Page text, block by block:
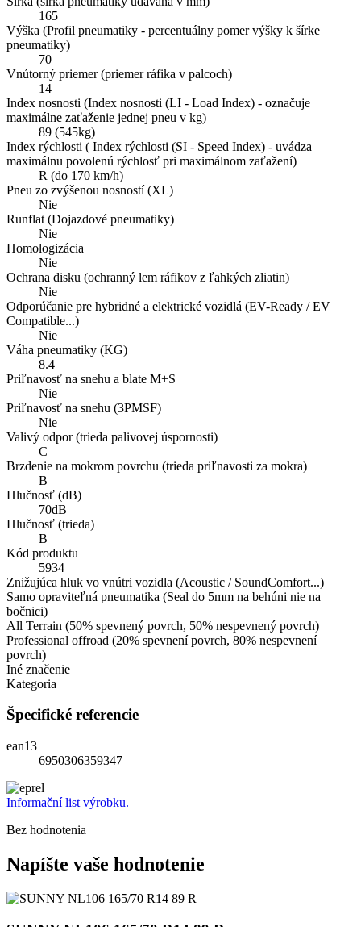
165
Výška (Profil pneumatiky - percentuálny pomer výšky k šírke
pneumatiky)
70
Vnútorný priemer (priemer ráfika v palcoch)
14
Index nosnosti (Index nosnosti (LI - Load Index) - označuje
maximálne zaťaženie jednej pneu v kg)
89 (545kg)
Index rýchlosti ( Index rýchlosti (SI - Speed Index) - uvádza
maximálnu povolenú rýchlosť pri maximálnom zaťažení)
R (do 170 km/h)
Pneu zo zvýšenou nosností (XL)
Nie
Runflat (Dojazdové pneumatiky)
Nie
Homologizácia
Nie
Ochrana disku (ochranný lem ráfikov z ľahkých zliatin)
Nie
Odporúčanie pre hybridné a elektrické vozidlá (EV-Ready / EV
Compatible...)
Nie
Váha pneumatiky (KG)
8.4
Priľnavosť na snehu a blate M+S
Nie
Priľnavosť na snehu (3PMSF)
Nie
Valivý odpor (trieda palivovej úspornosti)
C
Brzdenie na mokrom povrchu (trieda priľnavosti za mokra)
B
Hlučnosť (dB)
70dB
Hlučnosť (trieda)
B
Kód produktu
5934
Znižujúca hluk vo vnútri vozidla (Acoustic / SoundComfort...)
Samo opraviteľná pneumatika (Seal do 5mm na behúni nie na
bočnici)
All Terrain (50% spevnený povrch, 50% nespevnený povrch)
Professional offroad (20% spevnení povrch, 80% nespevnení
povrch)
Iné značenie
Kategoria
Špecifické referencie
ean13
6950306359347
Informační list výrobku.
Bez hodnotenia
Napíšte vaše hodnotenie